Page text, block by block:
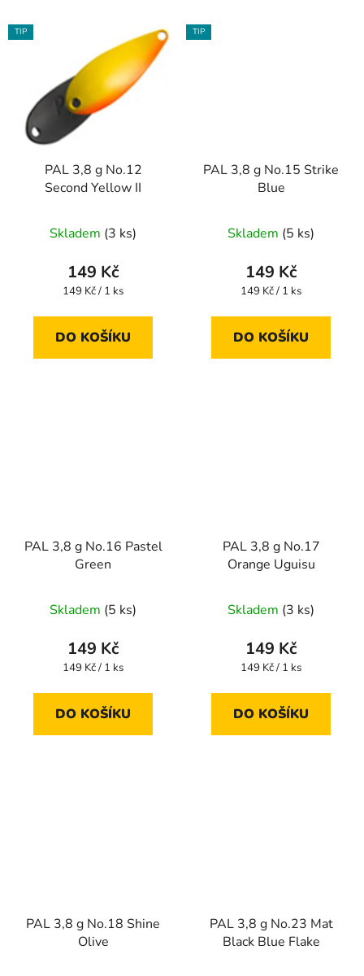
TIP
PAL 3,8 g No.12
Second Yellow II
Skladem (3 ks)
149 Kč
Měrná
149 Kč / 1 ks
DO KOŠÍKU
TIP
PAL 3,8 g No.15 Strike
Blue
Skladem (5 ks)
149 Kč
Měrná
149 Kč / 1 ks
DO KOŠÍKU
PAL 3,8 g No.16 Pastel
Green
Skladem (5 ks)
149 Kč
Měrná
149 Kč / 1 ks
DO KOŠÍKU
PAL 3,8 g No.17
Orange Uguisu
Skladem (3 ks)
149 Kč
Měrná
149 Kč / 1 ks
DO KOŠÍKU
PAL 3,8 g No.18 Shine
Olive
PAL 3,8 g No.23 Mat
Black Blue Flake